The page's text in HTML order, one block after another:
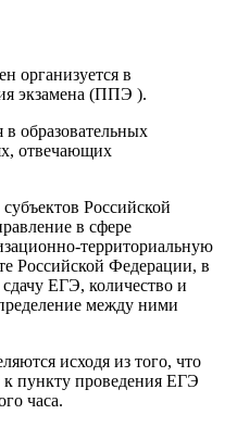
организуется в
экзамена (ППЭ ).
образовательных
отвечающих
Российской
в сфере
территориальную
Российской Федерации, в
ЕГЭ, количество и
между ними
исходя из того, что
пункту проведения ЕГЭ
часа.